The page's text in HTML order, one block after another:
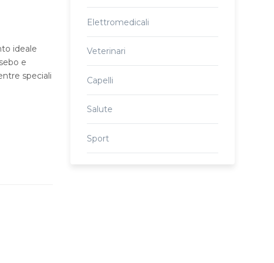
ideale
e
speciali
Elettromedicali
Veterinari
Capelli
Salute
Sport